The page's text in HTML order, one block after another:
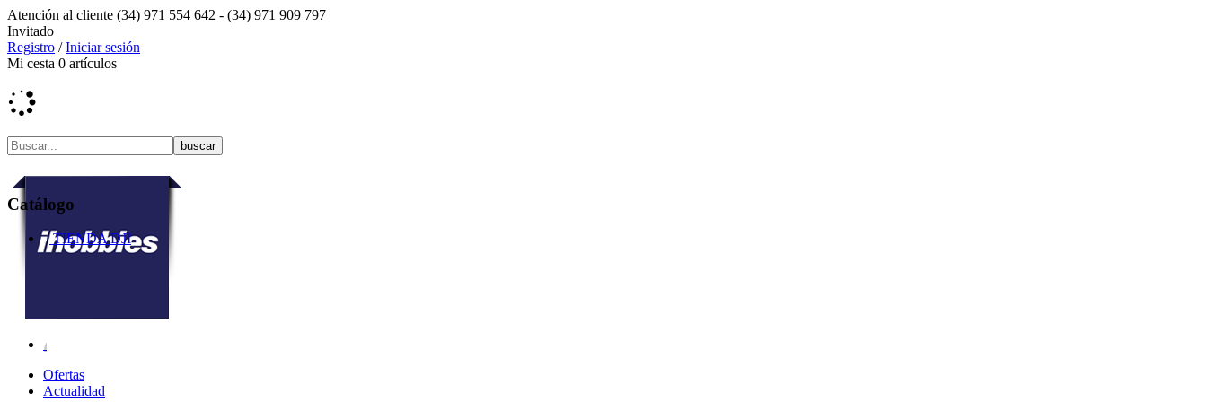
Atención al cliente (34) 971 554 642 - (34) 971 909 797
Invitado
Registro /Iniciar sesión
Mi cesta 0 artículos
Ofertas
Actualidad
Catálogo
TIENDA DJI